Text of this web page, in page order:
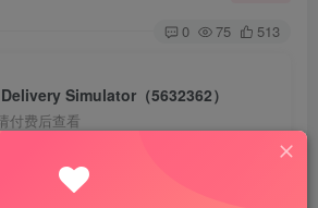
0 75 513
Simulator（5632362）
付费后查看
￥ 5